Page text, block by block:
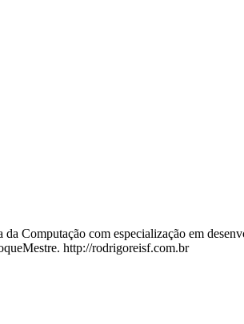
Computação com especialização em
http://rodrigoreisf.com.br